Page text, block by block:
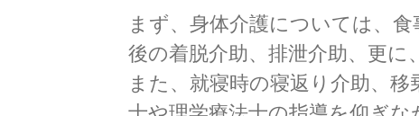
まず、身体介護については、
後の着脱介助、排泄介助、更に
また、就寝時の寝返り介助、